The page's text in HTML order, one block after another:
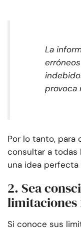
La
provoca
Por lo tanto, para
consultar a todas
una idea
2. Sea
limitaciones
Si conoce sus